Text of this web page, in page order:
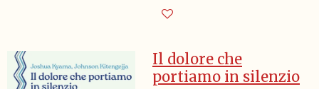
Il dolore che
portiamo in silenzio